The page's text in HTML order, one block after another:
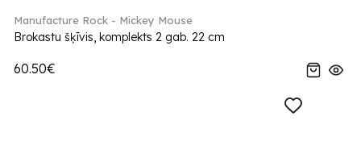
Manufacture Rock - Mickey Mouse
Brokastu šķīvis, komplekts 2 gab. 22 cm
60.50€